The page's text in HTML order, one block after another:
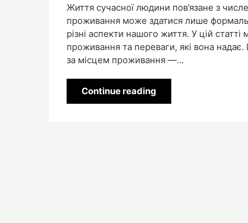
Життя сучасної людини пов’язане з
проживання може здатися лише
різні аспекти нашого життя. У цій
проживання та переваги, які вона
за місцем проживання —…
Continue reading